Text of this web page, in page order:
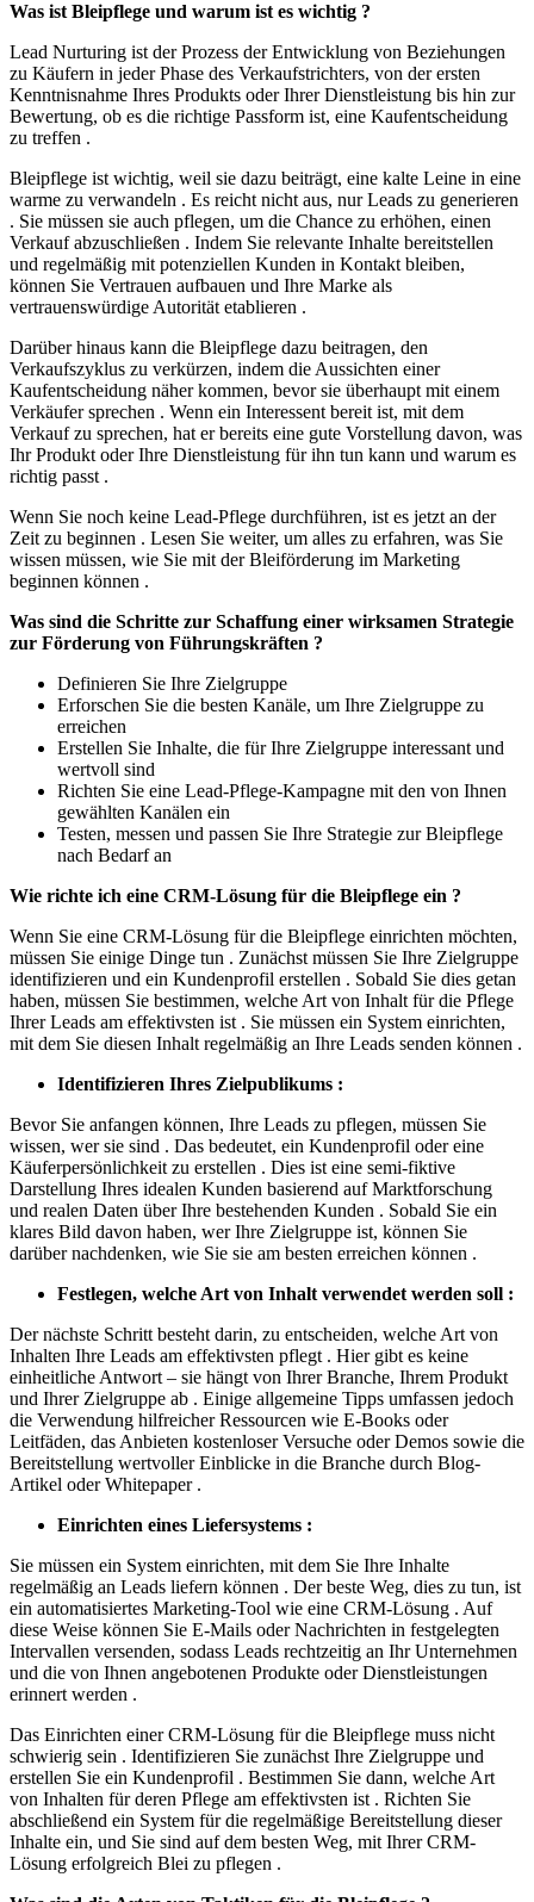
Was ist Bleipflege und warum ist es wichtig ?
Lead Nurturing ist der Prozess der Entwicklung von Beziehungen
zu Käufern in jeder Phase des Verkaufstrichters, von der ersten
Kenntnisnahme Ihres Produkts oder Ihrer Dienstleistung bis hin zur
Bewertung, ob es die richtige Passform ist, eine Kaufentscheidung
zu treffen .
Bleipflege ist wichtig, weil sie dazu beiträgt, eine kalte Leine in eine
warme zu verwandeln . Es reicht nicht aus, nur Leads zu generieren
. Sie müssen sie auch pflegen, um die Chance zu erhöhen, einen
Verkauf abzuschließen . Indem Sie relevante Inhalte bereitstellen
und regelmäßig mit potenziellen Kunden in Kontakt bleiben,
können Sie Vertrauen aufbauen und Ihre Marke als
vertrauenswürdige Autorität etablieren .
Darüber hinaus kann die Bleipflege dazu beitragen, den
Verkaufszyklus zu verkürzen, indem die Aussichten einer
Kaufentscheidung näher kommen, bevor sie überhaupt mit einem
Verkäufer sprechen . Wenn ein Interessent bereit ist, mit dem
Verkauf zu sprechen, hat er bereits eine gute Vorstellung davon, was
Ihr Produkt oder Ihre Dienstleistung für ihn tun kann und warum es
richtig passt .
Wenn Sie noch keine Lead-Pflege durchführen, ist es jetzt an der
Zeit zu beginnen . Lesen Sie weiter, um alles zu erfahren, was Sie
wissen müssen, wie Sie mit der Bleiförderung im Marketing
beginnen können .
Was sind die Schritte zur Schaffung einer wirksamen Strategie
zur Förderung von Führungskräften ?
Definieren Sie Ihre Zielgruppe
Erforschen Sie die besten Kanäle, um Ihre Zielgruppe zu
erreichen
Erstellen Sie Inhalte, die für Ihre Zielgruppe interessant und
wertvoll sind
Richten Sie eine Lead-Pflege-Kampagne mit den von Ihnen
gewählten Kanälen ein
Testen, messen und passen Sie Ihre Strategie zur Bleipflege
nach Bedarf an
Wie richte ich eine CRM-Lösung für die Bleipflege ein ?
Wenn Sie eine CRM-Lösung für die Bleipflege einrichten möchten,
müssen Sie einige Dinge tun . Zunächst müssen Sie Ihre Zielgruppe
identifizieren und ein Kundenprofil erstellen . Sobald Sie dies getan
haben, müssen Sie bestimmen, welche Art von Inhalt für die Pflege
Ihrer Leads am effektivsten ist . Sie müssen ein System einrichten,
mit dem Sie diesen Inhalt regelmäßig an Ihre Leads senden können .
Identifizieren Ihres Zielpublikums :
Bevor Sie anfangen können, Ihre Leads zu pflegen, müssen Sie
wissen, wer sie sind . Das bedeutet, ein Kundenprofil oder eine
Käuferpersönlichkeit zu erstellen . Dies ist eine semi-fiktive
Darstellung Ihres idealen Kunden basierend auf Marktforschung
und realen Daten über Ihre bestehenden Kunden . Sobald Sie ein
klares Bild davon haben, wer Ihre Zielgruppe ist, können Sie
darüber nachdenken, wie Sie sie am besten erreichen können .
Festlegen, welche Art von Inhalt verwendet werden soll :
Der nächste Schritt besteht darin, zu entscheiden, welche Art von
Inhalten Ihre Leads am effektivsten pflegt . Hier gibt es keine
einheitliche Antwort – sie hängt von Ihrer Branche, Ihrem Produkt
und Ihrer Zielgruppe ab . Einige allgemeine Tipps umfassen jedoch
die Verwendung hilfreicher Ressourcen wie E-Books oder
Leitfäden, das Anbieten kostenloser Versuche oder Demos sowie die
Bereitstellung wertvoller Einblicke in die Branche durch Blog-
Artikel oder Whitepaper .
Einrichten eines Liefersystems :
Sie müssen ein System einrichten, mit dem Sie Ihre Inhalte
regelmäßig an Leads liefern können . Der beste Weg, dies zu tun, ist
ein automatisiertes Marketing-Tool wie eine CRM-Lösung . Auf
diese Weise können Sie E-Mails oder Nachrichten in festgelegten
Intervallen versenden, sodass Leads rechtzeitig an Ihr Unternehmen
und die von Ihnen angebotenen Produkte oder Dienstleistungen
erinnert werden .
Das Einrichten einer CRM-Lösung für die Bleipflege muss nicht
schwierig sein . Identifizieren Sie zunächst Ihre Zielgruppe und
erstellen Sie ein Kundenprofil . Bestimmen Sie dann, welche Art
von Inhalten für deren Pflege am effektivsten ist . Richten Sie
abschließend ein System für die regelmäßige Bereitstellung dieser
Inhalte ein, und Sie sind auf dem besten Weg, mit Ihrer CRM-
Lösung erfolgreich Blei zu pflegen .